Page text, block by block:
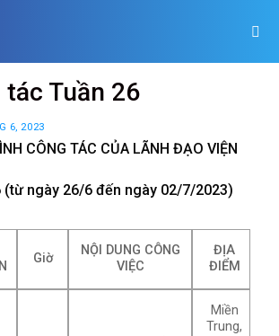
Tuần 26
6, 2023
CÔNG TÁC CỦA LÃNH ĐẠO VIỆN
(từ ngày 26/6 đến ngày 02/7/2023)
Giờ
NỘI DUNG CÔNG
VIỆC
ĐỊA
ĐIỂM
Miền
Trung,